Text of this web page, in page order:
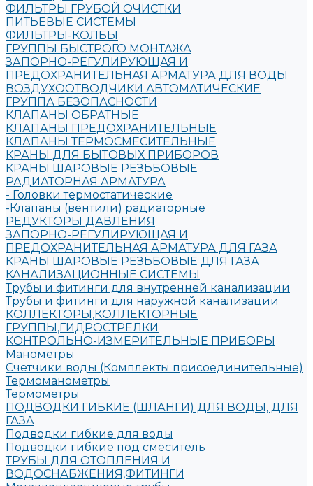
ФИЛЬТРЫ ГРУБОЙ ОЧИСТКИ
ПИТЬЕВЫЕ СИСТЕМЫ
ФИЛЬТРЫ-КОЛБЫ
ГРУППЫ БЫСТРОГО МОНТАЖА
ЗАПОРНО-РЕГУЛИРУЮЩАЯ И
ПРЕДОХРАНИТЕЛЬНАЯ АРМАТУРА ДЛЯ ВОДЫ
ВОЗДУХООТВОДЧИКИ АВТОМАТИЧЕСКИЕ
ГРУППА БЕЗОПАСНОСТИ
КЛАПАНЫ ОБРАТНЫЕ
КЛАПАНЫ ПРЕДОХРАНИТЕЛЬНЫЕ
КЛАПАНЫ ТЕРМОСМЕСИТЕЛЬНЫЕ
КРАНЫ ДЛЯ БЫТОВЫХ ПРИБОРОВ
КРАНЫ ШАРОВЫЕ РЕЗЬБОВЫЕ
РАДИАТОРНАЯ АРМАТУРА
- Головки термостатические
-Клапаны (вентили) радиаторные
РЕДУКТОРЫ ДАВЛЕНИЯ
ЗАПОРНО-РЕГУЛИРУЮЩАЯ И
ПРЕДОХРАНИТЕЛЬНАЯ АРМАТУРА ДЛЯ ГАЗА
КРАНЫ ШАРОВЫЕ РЕЗЬБОВЫЕ ДЛЯ ГАЗА
КАНАЛИЗАЦИОННЫЕ СИСТЕМЫ
Трубы и фитинги для внутренней канализации
Трубы и фитинги для наружной канализации
КОЛЛЕКТОРЫ,КОЛЛЕКТОРНЫЕ
ГРУППЫ,ГИДРОСТРЕЛКИ
КОНТРОЛЬНО-ИЗМЕРИТЕЛЬНЫЕ ПРИБОРЫ
Манометры
Счетчики воды (Комплекты присоединительные)
Термоманометры
Термометры
ПОДВОДКИ ГИБКИЕ (ШЛАНГИ) ДЛЯ ВОДЫ, ДЛЯ
ГАЗА
Подводки гибкие для воды
Подводки гибкие под смеситель
ТРУБЫ ДЛЯ ОТОПЛЕНИЯ И
ВОДОСНАБЖЕНИЯ,ФИТИНГИ